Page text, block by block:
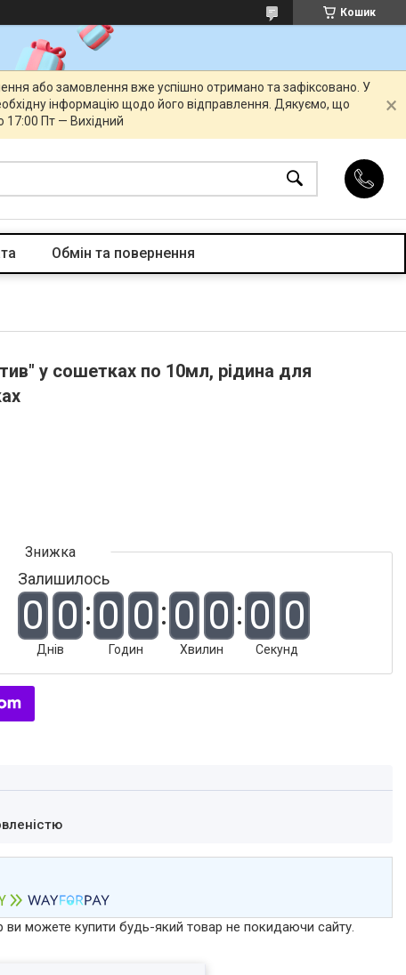
Кошик
або замовлення вже успішно отримано та зафіксовано. У
інформацію щодо його відправлення. Дякуємо, що
17:00 Пт — Вихідний
Обмін та повернення
у сошетках по 10мл, рідина для
Залишилось
0 0
Днів
0 0
Годин
0 0
Хвилин
0 0
Секунд
ви можете купити будь-який товар не покидаючи сайту.